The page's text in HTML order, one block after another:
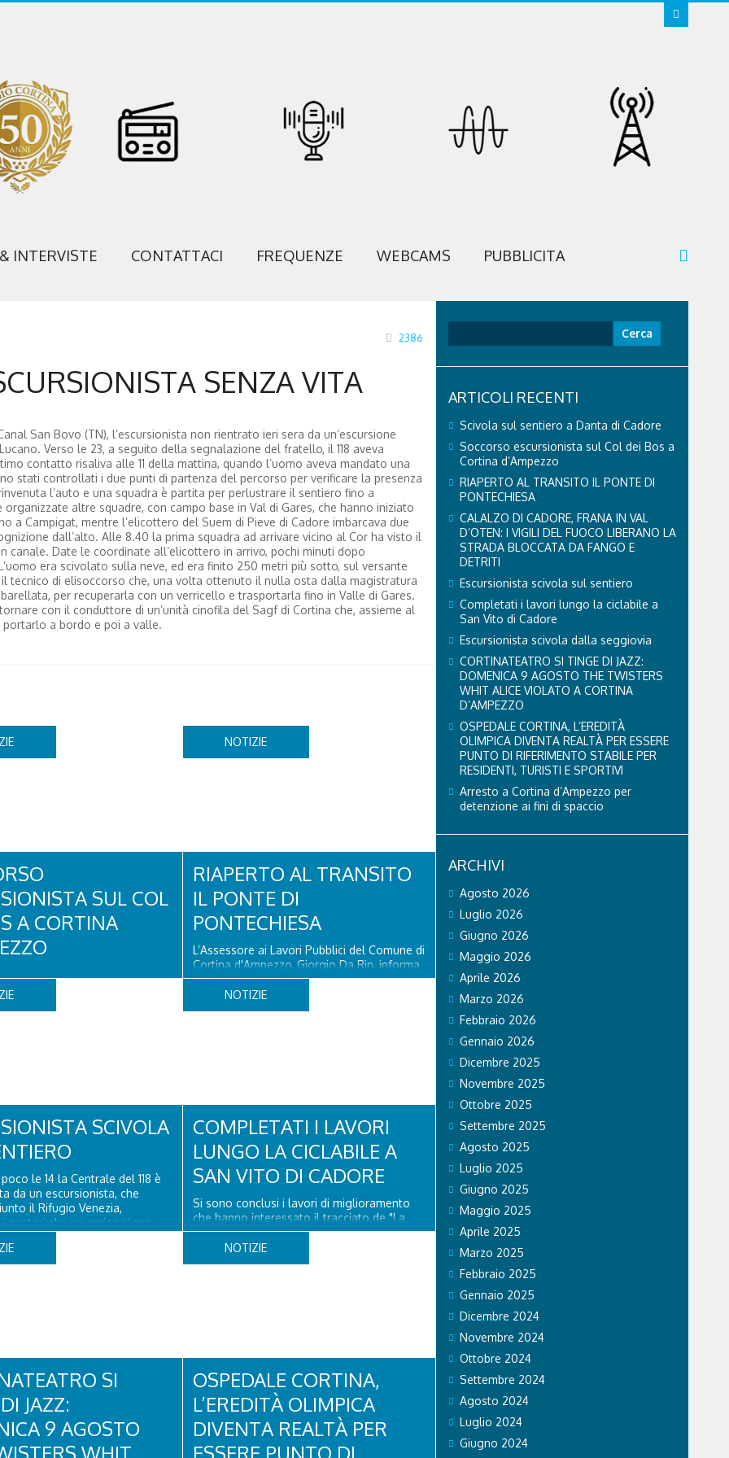
INTERVISTE CONTATTACI FREQUENZE WEBCAMS PUBBLICITA
2386
SENZA VITA
San Bovo (TN), l’escursionista non rientrato ieri sera da un’escursione
Verso le 23, a seguito della segnalazione del fratello, il 118 aveva
contatto risaliva alle 11 della mattina, quando l’uomo aveva mandato una
stati controllati i due punti di partenza del percorso per verificare la presenza
l’auto e una squadra è partita per perlustrare il sentiero fino a
altre squadre, con campo base in Val di Gares, che hanno iniziato
a Campigat, mentre l’elicottero del Suem di Pieve di Cadore imbarcava due
dall’alto. Alle 8.40 la prima squadra ad arrivare vicino al Cor ha visto il
canale. Date le coordinate all’elicottero in arrivo, pochi minuti dopo
era scivolato sulla neve, ed era finito 250 metri più sotto, sul versante
tecnico di elisoccorso che, una volta ottenuto il nulla osta dalla magistratura
per recuperarla con un verricello e trasportarla fino in Valle di Gares.
con il conduttore di un’unità cinofila del Sagf di Cortina che, assieme al
a bordo e poi a valle.
SUL COL
A CORTINA
dopo aver perso la traccia
il sentiero del Col dei Bos.
NOTIZIE
RIAPERTO AL TRANSITO
IL PONTE DI
PONTECHIESA
L’Assessore ai Lavori Pubblici del Comune di
Cortina d'Ampezzo, Giorgio Da Rin, informa
che il Ponte di Pontechiesa, prospiciente
alla Latteria Cortina, è ufficialmente riaperto
al transito a partire da oggi, sabato 8
SCIVOLA
le 14 la Centrale del 118 è
da un escursionista, che
il Rifugio Venezia,
gestori che un amico si era
del Soccorso alpino di San
ha quindi raggiunto
NOTIZIE
COMPLETATI I LAVORI
LUNGO LA CICLABILE A
SAN VITO DI CADORE
Si sono conclusi i lavori di miglioramento
che hanno interessato il tracciato de "La
lunga via delel Dolomiti" a San Vito di
Cadore, con il rifacimento della nuova
pavimentazione in asfalto, il ripristino della
SI
JAZZ:
9 AGOSTO
WHIT
NOTIZIE
OSPEDALE CORTINA,
L’EREDITÀ OLIMPICA
DIVENTA REALTÀ PER
ESSERE PUNTO DI
ARTICOLI RECENTI
Scivola sul sentiero a Danta di Cadore
Soccorso escursionista sul Col dei Bos a
Cortina d’Ampezzo
RIAPERTO AL TRANSITO IL PONTE DI
PONTECHIESA
CALALZO DI CADORE, FRANA IN VAL
D’OTEN: I VIGILI DEL FUOCO LIBERANO LA
STRADA BLOCCATA DA FANGO E
DETRITI
Escursionista scivola sul sentiero
Completati i lavori lungo la ciclabile a
San Vito di Cadore
Escursionista scivola dalla seggiovia
CORTINATEATRO SI TINGE DI JAZZ:
DOMENICA 9 AGOSTO THE TWISTERS
WHIT ALICE VIOLATO A CORTINA
D’AMPEZZO
OSPEDALE CORTINA, L’EREDITÀ
OLIMPICA DIVENTA REALTÀ PER ESSERE
PUNTO DI RIFERIMENTO STABILE PER
RESIDENTI, TURISTI E SPORTIVI
Arresto a Cortina d’Ampezzo per
detenzione ai fini di spaccio
ARCHIVI
Agosto 2026
Luglio 2026
Giugno 2026
Maggio 2026
Aprile 2026
Marzo 2026
Febbraio 2026
Gennaio 2026
Dicembre 2025
Novembre 2025
Ottobre 2025
Settembre 2025
Agosto 2025
Luglio 2025
Giugno 2025
Maggio 2025
Aprile 2025
Marzo 2025
Febbraio 2025
Gennaio 2025
Dicembre 2024
Novembre 2024
Ottobre 2024
Settembre 2024
Agosto 2024
Luglio 2024
Giugno 2024